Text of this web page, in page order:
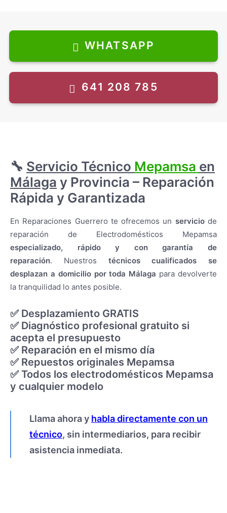
Daitsu
Fagor
Hisense
Johnson
Kunft
LG
Liebherr
Lynx
Miele
Mitsubishi
Neff
New Pol
Otsein
Panasonic
Pando
Saivod
Siemens
Smeg
Taurus
Teka
Whirlpool
Zanussi
Áreas de servicio
Alhaurín de la Torre
Alhaurín El Grande
Benahavís
Cártama
Coín
Fuengirola
Guaro
Málaga capital
WHATSAPP
641 208 785
🔧 Servicio Técnico Mepamsa en
Málaga y Provincia – Reparación
Rápida y Garantizada
En Reparaciones Guerrero te ofrecemos un serviciode
reparación de Electrodomésticos Mepamsa
especializado, rápido y con garantía de
reparación. Nuestros técnicos cualificados se
desplazan a domicilio por toda Málaga para devolverte
la tranquilidad lo antes posible.
✅ Desplazamiento GRATIS
✅ Diagnóstico profesional gratuito si
acepta el presupuesto
✅ Reparación en el mismo día
✅ Repuestos originales Mepamsa
✅ Todos los electrodomésticos Mepamsa
y cualquier modelo
Llama ahora y habla directamente con un
técnico, sin intermediarios, para recibir
asistencia inmediata.